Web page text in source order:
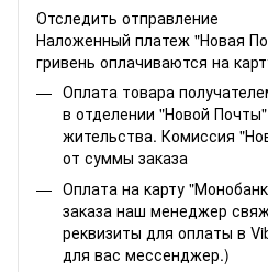
Отследить отправление
Наложенный платеж "Новая
гривень оплачиваются на
Оплата товара
в отделении "Новой
жительства. Комиссия
от суммы заказа
Оплата на карту
заказа наш менеджер
реквизиты для оплаты в
для вас мессенджер.)